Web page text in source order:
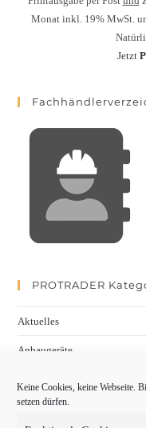
Keine Cookies, keine Webseite.
setzen dürfen.
Monat inkl. 19% MwSt.
Jetzt
PROTRADER
Aktuelles
Anbaugeräte
Baumaschinen